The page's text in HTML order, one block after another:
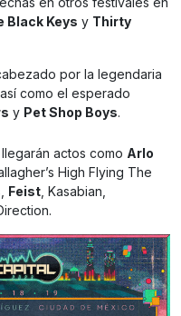
Black Keys y Thirty
por la legendaria
, así como el esperado
y Pet Shop Boys.
actos como Arlo
High Flying The
Feist , Kasabian,